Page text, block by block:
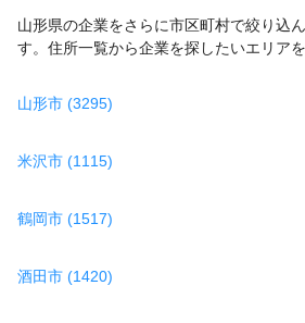
山形県の企業をさらに市区町村で絞り込
す。住所一覧から企業を探したいエリア
山形市 (3295)
米沢市 (1115)
鶴岡市 (1517)
酒田市 (1420)